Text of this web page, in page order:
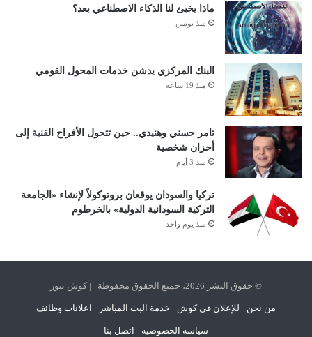
ماذا يخبئ لنا الذكاء الاصطناعي بعد؟
منذ يومين
البنك المركزي يدشن خدمات المحول القومي
منذ 19 ساعة
تامر حسني وهنيدي.. حين تتحول الأفراح الفنية إلى
أحزان شخصية
منذ 3 أيام
تركيا والسودان يوقعان بروتوكولاً لإنشاء «الجامعة
التركية السودانية الدولية» بالخرطوم
منذ يوم واحد
© حقوق النشر 2026، جميع الحقوق محفوظة | كوش نيوز
من نحن للإعلان في كوش خدمة البث المباشر اعلانات وظائف
سياسة الخصوصية اتصل بنا